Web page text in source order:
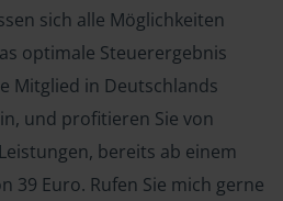
sich alle Möglichkeiten
optimale Steuerergebnis
Mitglied in Deutschlands
und profitieren Sie von
bereits ab einem
39 Euro. Rufen Sie mich gerne